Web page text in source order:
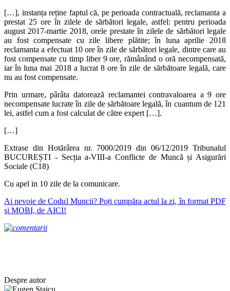
[…], instanța reține faptul că, pe perioada contractuală, reclamanta a
prestat 25 ore în zilele de sărbători legale, astfel: pentru perioada
august 2017-martie 2018, orele prestate în zilele de sărbători legale
au fost compensate cu zile libere plătite; în luna aprilie 2018
reclamanta a efectuat 10 ore în zile de sărbători legale, dintre care au
fost compensate cu timp liber 9 ore, rămânând o oră necompensată,
iar în luna mai 2018 a lucrat 8 ore în zile de sărbătoare legală, care
nu au fost compensate.
Prin urmare, pârâta datorează reclamantei contravaloarea a 9 ore
necompensate lucrate în zile de sărbătoare legală, în cuantum de 121
lei, astfel cum a fost calculat de către expert […].
[…]
Extrase din Hotărârea nr. 7000/2019 din 06/12/2019 Tribunalul
BUCUREȘTI - Secția a-VIII-a Conflicte de Muncă și Asigurări
Sociale (C18)
Cu apel in 10 zile de la comunicare.
Ai nevoie de Codul Muncii? Poți cumpăra actul la zi, în format PDF
şi MOBI, de AICI!
Despre autor